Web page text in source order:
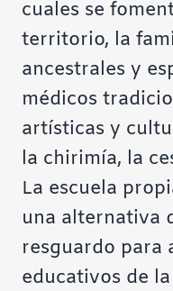
cuales se
territorio, la
ancestrales y
médicos
artísticas y
la chirimía, la
La escuela
una alternativa
resguardo para
educativos de